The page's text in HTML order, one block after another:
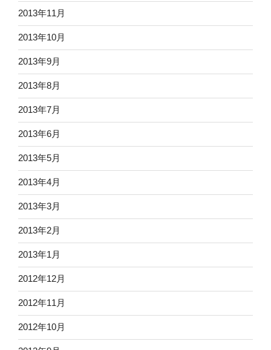
2013年11月
2013年10月
2013年9月
2013年8月
2013年7月
2013年6月
2013年5月
2013年4月
2013年3月
2013年2月
2013年1月
2012年12月
2012年11月
2012年10月